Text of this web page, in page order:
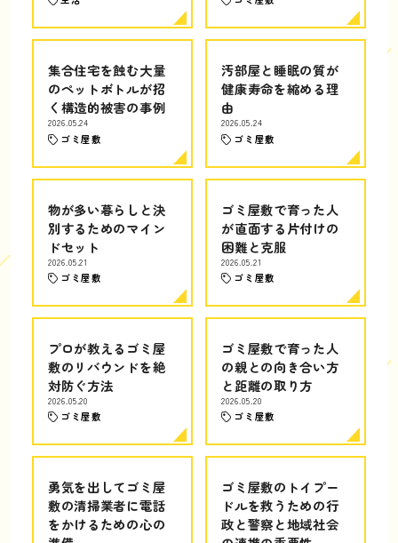
集合住宅を蝕む大量
のペットボトルが招
く構造的被害の事例
2026.05.24
ゴミ屋敷
汚部屋と睡眠の質が
健康寿命を縮める理
由
2026.05.24
ゴミ屋敷
物が多い暮らしと決
別するためのマイン
ドセット
2026.05.21
ゴミ屋敷
ゴミ屋敷で育った人
が直面する片付けの
困難と克服
2026.05.21
ゴミ屋敷
プロが教えるゴミ屋
敷のリバウンドを絶
対防ぐ方法
2026.05.20
ゴミ屋敷
ゴミ屋敷で育った人
の親との向き合い方
と距離の取り方
2026.05.20
ゴミ屋敷
勇気を出してゴミ屋
敷の清掃業者に電話
をかけるための心の
ゴミ屋敷のトイプー
ドルを救うための行
政と警察と地域社会